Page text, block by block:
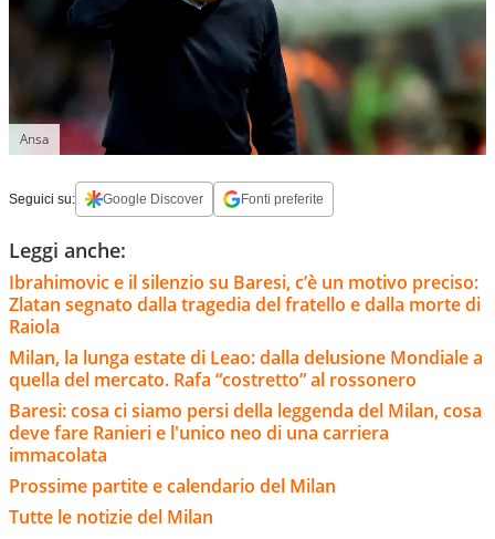
Ansa
Seguici su: Google Discover Fonti preferite
Leggi anche:
Ibrahimovic e il silenzio su Baresi, c’è un motivo preciso:
Zlatan segnato dalla tragedia del fratello e dalla morte di
Raiola
Milan, la lunga estate di Leao: dalla delusione Mondiale a
quella del mercato. Rafa “costretto” al rossonero
Baresi: cosa ci siamo persi della leggenda del Milan, cosa
deve fare Ranieri e l'unico neo di una carriera
immacolata
Prossime partite e calendario del Milan
Tutte le notizie del Milan